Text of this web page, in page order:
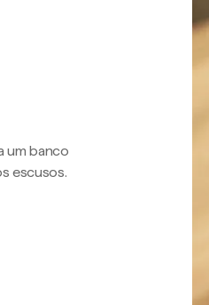
um banco
escusos.